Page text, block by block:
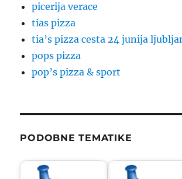
picerija verace
tias pizza
tia’s pizza cesta 24 junija
pops pizza
pop’s pizza & sport
PODOBNE TEMATIKE